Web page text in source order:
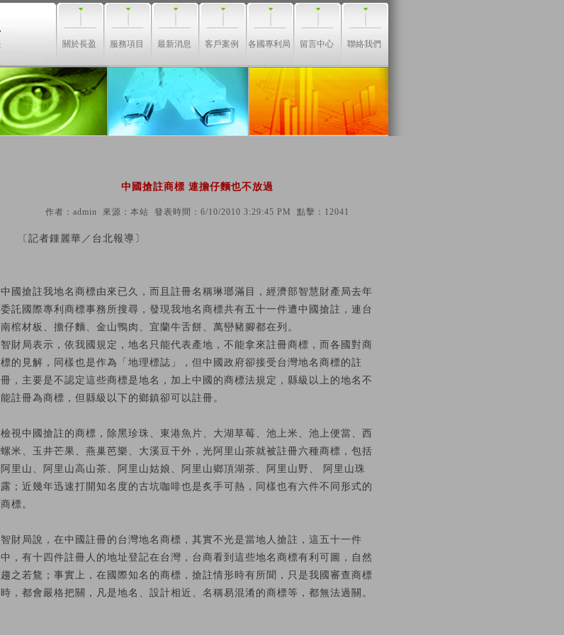
關於長盈 服務項目 最新消息 客戶案例 各國專利局 留言中心 聯絡我們
中國搶註商標 連擔仔麵也不放過
作者：admin 來源：本站 發表時間：6/10/2010 3:29:45 PM 點擊：12041
〔記者鍾麗華／台北報導〕
中國搶註我地名商標由來已久，而且註冊名稱琳瑯滿目，經濟部智慧財產局去年
委託國際專利商標事務所搜尋，發現我地名商標共有五十一件遭中國搶註，連台
南棺材板、擔仔麵、金山鴨肉、宜蘭牛舌餅、萬巒豬腳都在列。
智財局表示，依我國規定，地名只能代表產地，不能拿來註冊商標，而各國對商
標的見解，同樣也是作為「地理標誌」，但中國政府卻接受台灣地名商標的註
冊，主要是不認定這些商標是地名，加上中國的商標法規定，縣級以上的地名不
能註冊為商標，但縣級以下的鄉鎮卻可以註冊。
檢視中國搶註的商標，除黑珍珠、東港魚片、大湖草莓、池上米、池上便當、西
螺米、玉井芒果、燕巢芭樂、大溪豆干外，光阿里山茶就被註冊六種商標，包括
阿里山、阿里山高山茶、阿里山姑娘、阿里山鄉頂湖茶、阿里山野、 阿里山珠
露；近幾年迅速打開知名度的古坑咖啡也是炙手可熱，同樣也有六件不同形式的
商標。
智財局說，在中國註冊的台灣地名商標，其實不光是當地人搶註，這五十一件
中，有十四件註冊人的地址登記在台灣，台商看到這些地名商標有利可圖，自然
趨之若鶩；事實上，在國際知名的商標，搶註情形時有所聞，只是我國審查商標
時，都會嚴格把關，凡是地名、設計相近、名稱易混淆的商標等，都無法過關。